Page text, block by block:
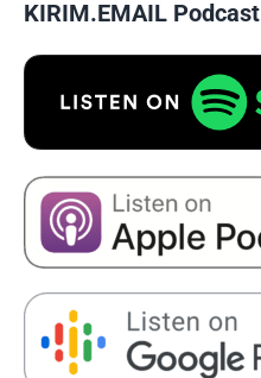
KIRIM.EMAIL Podcast